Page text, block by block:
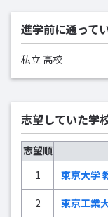
進学前に通って
私立 高校
志望していた学
志望順
1
東京大学
2
東京工業